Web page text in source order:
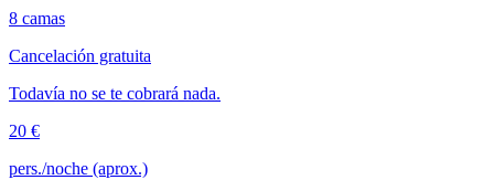
8 camas
Cancelación gratuita
Todavía no se te cobrará nada.
20 €
pers./noche (aprox.)